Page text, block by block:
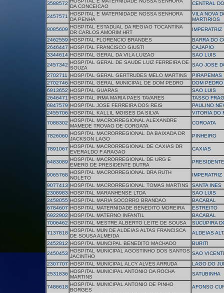
3588572
DA CONCEICAO
CENTRAL
2457571 HOSPITAL E MATERNIDADE NOSSA SENHORA
DA PENHA
VILA NOVA
MARTIRIOS
8085609 HOSPITAL ESTADUAL DA REGIAO TOCANTINA
DR CARLOS AMORIM HRT
IMPERATRIZ
2462559 HOSPITAL FLORENCIO BRANDES
BARRA DO
2646447 HOSPITAL FRANCISCO GIUSTI
CAJAPIO
3344614 HOSPITAL GERAL DA VILA LUIZAO
SAO LUIS
2457342 HOSPITAL GERAL DE SAUDE LUIZ FERREIRA DE
SOUZA
SAO JOSE
2702711
HOSPITAL GERAL GERTRUDES MELO MARTINS
PIRAPEMAS
2702746 HOSPITAL GERAL MUNICIPAL DE DOM PEDRO
DOM PEDRO
6913652 HOSPITAL GUARAS
SAO LUIS
2646471 HOSPITAL IRMA MARIA PAES TAVARES
TASSO
6847579 HOSPITAL JOSE FERREIRA DOS REIS
PAULINO
2455706 HOSPITAL KALLIL MOISES DA SILVA
VITORIA DO
7088302 HOSPITAL MACRORREGIONAL ALEXANDRE
MAMEDE TROVAO DE COROATA
COROATA
7826060 HOSPITAL MACRORREGIONAL DA BAIXADA DR
JACKSON LAGO
PINHEIRO
7891067 HOSPITAL MACRORREGIONAL DE CAXIAS DR
EVERALDO F ARAGAO
CAXIAS
6483089 HOSPITAL MACRORREGIONAL DE URG E
EMERG DE PRESIDENTE DUTRA
9065768 HOSPITAL MACRORREGIONAL DRA RUTH
NOLETO
IMPERATRIZ
9077413 HOSPITAL MACRORREGIONAL TOMAS MARTINS
SANTA INES
2308983 HOSPITAL MARANHENSE LTDA
SAO LUIS
2458055 HOSPITAL MARIA SOCORRO BRANDAO
BACABAL
6784607 HOSPITAL MATERNIDADE BENEDITO MOREIRA
ESTREITO
6922902 HOSPITAL MATERNO INFANTIL
BACABAL
7006462 HOSPITAL MESTRE ALBERTO LEITE DE SOUSA
SUCUPIRA
7137818 HOSPITAL MUN DE ALDEIAS ALTAS FRANCISCA
DE SOUSA ALMEIDA
ALDEIAS
2452812 HOSPITAL MUNCIPAL BENEDITO MACHADO
BURITI
2450453 HOSPITAL MUNICIPAL AGOSTINHO DOS SANTOS
JACINTHO
SAO
2307707 HOSPITAL MUNICIPAL ALCY ALVES ARRUDA
LAGO DO
2531836 HOSPITAL MUNICIPAL ANTONIO DA ROCHA
MARTINS
SATUBINHA
7486618 HOSPITAL MUNICIPAL ANTONIO DE PINHO
BORGES
AFONSO